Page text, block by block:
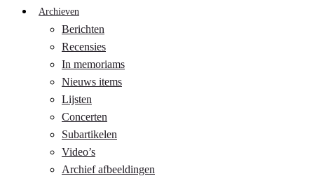
Archieven
Berichten
Recensies
In memoriams
Nieuws items
Lijsten
Concerten
Subartikelen
Video’s
Archief afbeeldingen